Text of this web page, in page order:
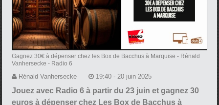
Gagnez 30€ à dépenser chez les Box de Bacchus à Marquise - Rénald
Vanhersecke - Radio 6
Rénald Vanhersecke 19:40 - 20 juin 2025
Jouez avec Radio 6 à partir du 23 juin et gagnez 30
euros à dépenser chez Les Box de Bacchus à